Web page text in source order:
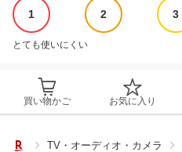
1 2 3
とても使いにくい
買い物かご お気に入り
TV・オーディオ・カメラ